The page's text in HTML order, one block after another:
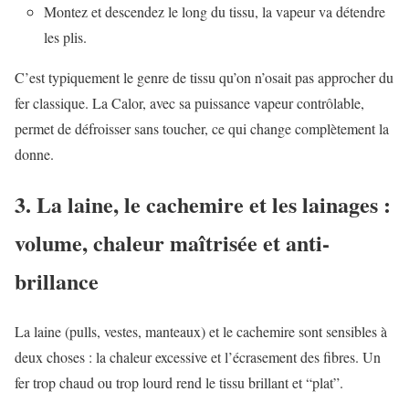
Montez et descendez le long du tissu, la vapeur va détendre
les plis.
C’est typiquement le genre de tissu qu’on n’osait pas approcher du
fer classique. La Calor, avec sa puissance vapeur contrôlable,
permet de défroisser sans toucher, ce qui change complètement la
donne.
3. La laine, le cachemire et les lainages :
volume, chaleur maîtrisée et anti-
brillance
La laine (pulls, vestes, manteaux) et le cachemire sont sensibles à
deux choses : la chaleur excessive et l’écrasement des fibres. Un
fer trop chaud ou trop lourd rend le tissu brillant et “plat”.